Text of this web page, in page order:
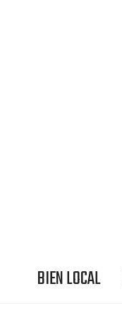
BIEN LOCAL